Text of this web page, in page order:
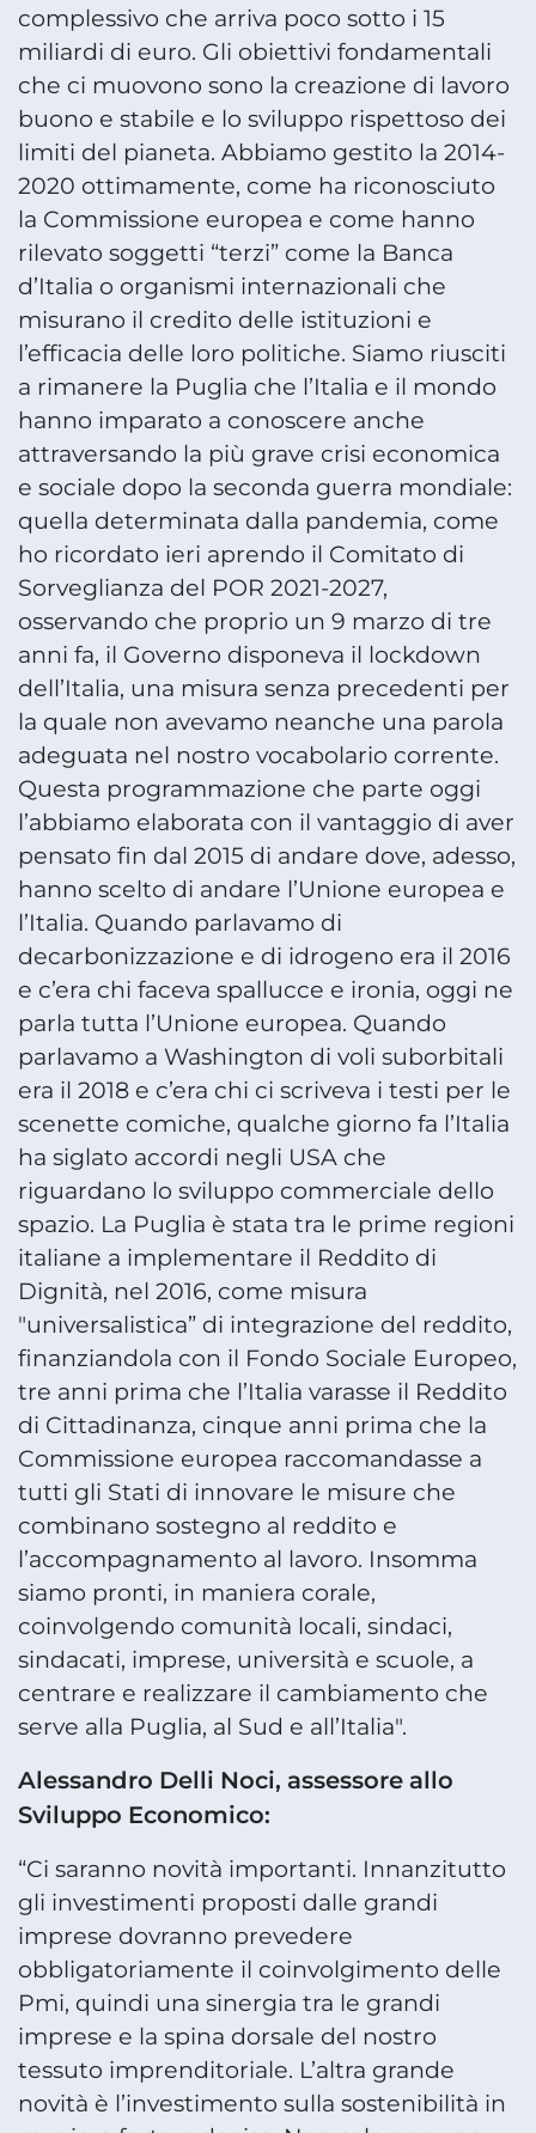
complessivo che arriva poco sotto i 15
miliardi di euro. Gli obiettivi fondamentali
che ci muovono sono la creazione di lavoro
buono e stabile e lo sviluppo rispettoso dei
limiti del pianeta. Abbiamo gestito la 2014-
2020 ottimamente, come ha riconosciuto
la Commissione europea e come hanno
rilevato soggetti “terzi” come la Banca
d’Italia o organismi internazionali che
misurano il credito delle istituzioni e
l’efficacia delle loro politiche. Siamo riusciti
a rimanere la Puglia che l’Italia e il mondo
hanno imparato a conoscere anche
attraversando la più grave crisi economica
e sociale dopo la seconda guerra mondiale:
quella determinata dalla pandemia, come
ho ricordato ieri aprendo il Comitato di
Sorveglianza del POR 2021-2027,
osservando che proprio un 9 marzo di tre
anni fa, il Governo disponeva il lockdown
dell’Italia, una misura senza precedenti per
la quale non avevamo neanche una parola
adeguata nel nostro vocabolario corrente.
Questa programmazione che parte oggi
l’abbiamo elaborata con il vantaggio di aver
pensato fin dal 2015 di andare dove, adesso,
hanno scelto di andare l’Unione europea e
l’Italia. Quando parlavamo di
decarbonizzazione e di idrogeno era il 2016
e c’era chi faceva spallucce e ironia, oggi ne
parla tutta l’Unione europea. Quando
parlavamo a Washington di voli suborbitali
era il 2018 e c’era chi ci scriveva i testi per le
scenette comiche, qualche giorno fa l’Italia
ha siglato accordi negli USA che
riguardano lo sviluppo commerciale dello
spazio. La Puglia è stata tra le prime regioni
italiane a implementare il Reddito di
Dignità, nel 2016, come misura
"universalistica” di integrazione del reddito,
finanziandola con il Fondo Sociale Europeo,
tre anni prima che l’Italia varasse il Reddito
di Cittadinanza, cinque anni prima che la
Commissione europea raccomandasse a
tutti gli Stati di innovare le misure che
combinano sostegno al reddito e
l’accompagnamento al lavoro. Insomma
siamo pronti, in maniera corale,
coinvolgendo comunità locali, sindaci,
sindacati, imprese, università e scuole, a
centrare e realizzare il cambiamento che
serve alla Puglia, al Sud e all’Italia".
Alessandro Delli Noci, assessore allo
Sviluppo Economico:
“Ci saranno novità importanti. Innanzitutto
gli investimenti proposti dalle grandi
imprese dovranno prevedere
obbligatoriamente il coinvolgimento delle
Pmi, quindi una sinergia tra le grandi
imprese e la spina dorsale del nostro
tessuto imprenditoriale. L’altra grande
novità è l’investimento sulla sostenibilità in